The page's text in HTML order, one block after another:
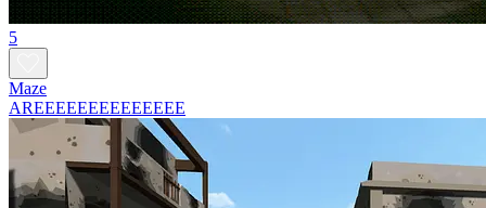
5
Maze
AREEEEEEEEEEEEEE